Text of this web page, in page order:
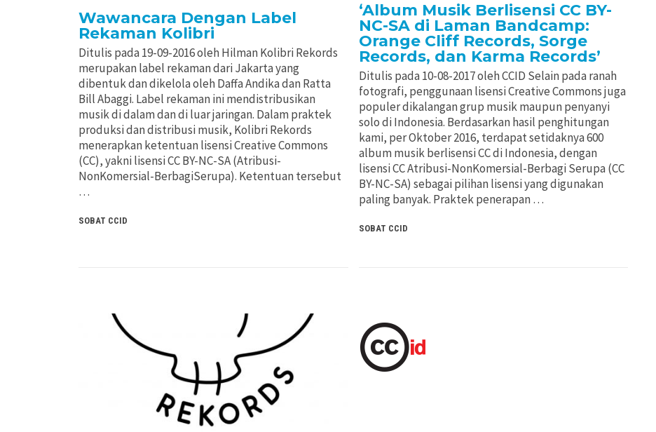
Wawancara Dengan Label
Rekaman Kolibri
Ditulis pada 19-09-2016 oleh Hilman Kolibri Rekords
merupakan label rekaman dari Jakarta yang
dibentuk dan dikelola oleh Daffa Andika dan Ratta
Bill Abaggi. Label rekaman ini mendistribusikan
musik di dalam dan di luar jaringan. Dalam praktek
produksi dan distribusi musik, Kolibri Rekords
menerapkan ketentuan lisensi Creative Commons
(CC), yakni lisensi CC BY-NC-SA (Atribusi-
NonKomersial-BerbagiSerupa). Ketentuan tersebut
…
SOBAT CCID
‘Album Musik Berlisensi CC BY-
NC-SA di Laman Bandcamp:
Orange Cliff Records, Sorge
Records, dan Karma Records’
Ditulis pada 10-08-2017 oleh CCID Selain pada ranah
fotografi, penggunaan lisensi Creative Commons juga
populer dikalangan grup musik maupun penyanyi
solo di Indonesia. Berdasarkan hasil penghitungan
kami, per Oktober 2016, terdapat setidaknya 600
album musik berlisensi CC di Indonesia, dengan
lisensi CC Atribusi-NonKomersial-Berbagi Serupa (CC
BY-NC-SA) sebagai pilihan lisensi yang digunakan
paling banyak. Praktek penerapan …
SOBAT CCID